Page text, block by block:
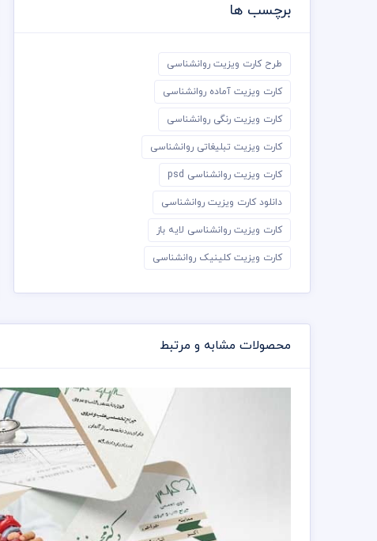
برچسب ها
طرح کارت ویزیت روانشناسی
کارت ویزیت آماده روانشناسی
کارت ویزیت رنگی روانشناسی
کارت ویزیت تبلیغاتی روانشناسی
کارت ویزیت روانشناسی psd
دانلود کارت ویزیت روانشناسی
کارت ویزیت روانشناسی لایه باز
کارت ویزیت کلینیک روانشناسی
محصولات مشابه و مرتبط
دانلود کارت ویزیت جراح قلب